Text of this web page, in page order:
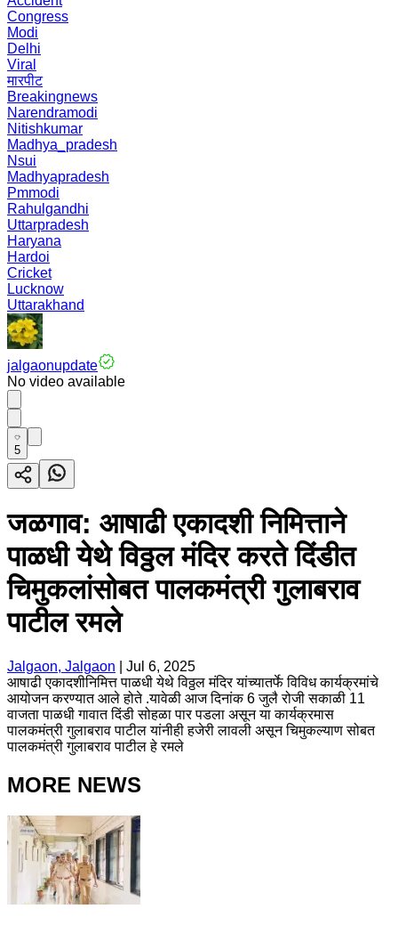
Congress
Modi
Delhi
Viral
मारपीट
Breakingnews
Narendramodi
Nitishkumar
Madhya_pradesh
Nsui
Madhyapradesh
Pmmodi
Rahulgandhi
Uttarpradesh
Haryana
Hardoi
Cricket
Lucknow
Uttarakhand
jalgaonupdate
No video available
5
जळगाव: आषाढी एकादशी निमित्ताने
पाळधी येथे विठ्ठल मंदिर करते दिंडीत
चिमुकलांसोबत पालकमंत्री गुलाबराव
पाटील रमले
Jalgaon, Jalgaon
Jul 6, 2025
आषाढी एकादशीनिमित्त पाळधी येथे विठ्ठल मंदिर यांच्यातर्फे विविध कार्यक्रमांचे
आयोजन करण्यात आले होते .यावेळी आज दिनांक 6 जुलै रोजी सकाळी 11
वाजता पाळधी गावात दिंडी सोहळा पार पडला असून या कार्यक्रमास
पालकमंत्री गुलाबराव पाटील यांनीही हजेरी लावली असून चिमुकल्याण सोबत
पालकमंत्री गुलाबराव पाटील हे रमले
MORE NEWS